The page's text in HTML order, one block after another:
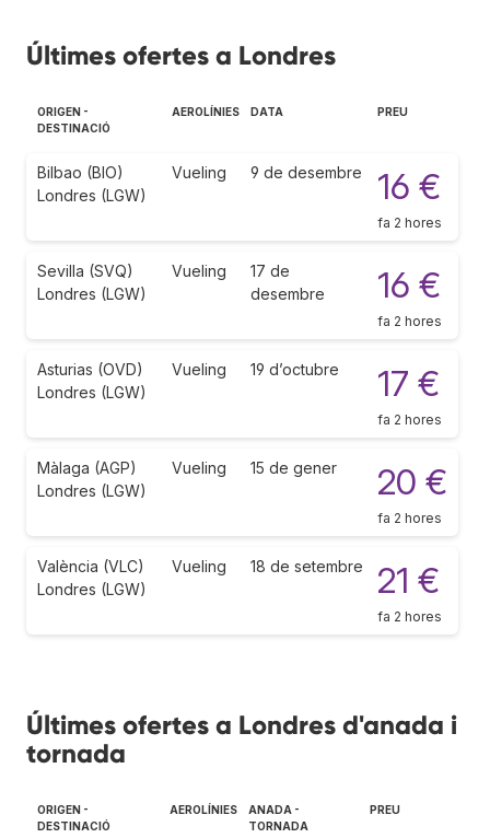
Últimes ofertes a Londres
ORIGEN -
DESTINACIÓ
AEROLÍNIES DATA PREU
Bilbao (BIO)
Londres (LGW)
Vueling 9 de desembre 16 €
fa 2 hores
Sevilla (SVQ)
Londres (LGW)
Vueling
17 de
desembre
16 €
fa 2 hores
Asturias (OVD)
Londres (LGW)
Vueling 19 d’octubre 17 €
fa 2 hores
Màlaga (AGP)
Londres (LGW)
Vueling 15 de gener 20 €
fa 2 hores
València (VLC)
Londres (LGW)
Vueling 18 de setembre 21 €
fa 2 hores
Últimes ofertes a Londres d'anada i
tornada
ORIGEN -
DESTINACIÓ
AEROLÍNIES
ANADA -
TORNADA
PREU